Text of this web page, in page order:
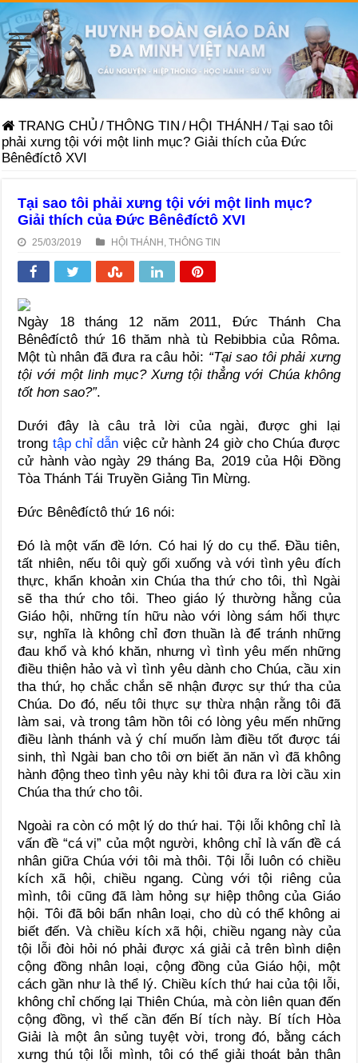
TRANG CHỦ /THÔNG TIN / HỘI THÁNH /Tại sao tôi
phải xưng tội với một linh mục? Giải thích của Đức
Bênêđíctô XVI
Tại sao tôi phải xưng tội với một linh mục?
Giải thích của Đức Bênêđíctô XVI
25/03/2019 HỘI THÁNH ,THÔNG TIN
Ngày 18 tháng 12 năm 2011, Đức Thánh Cha
Bênêđíctô thứ 16 thăm nhà tù Rebibbia của Rôma.
Một tù nhân đã đưa ra câu hỏi: “Tại sao tôi phải xưng
tội với một linh mục? Xưng tội thẳng với Chúa không
tốt hơn sao?”.
Dưới đây là câu trả lời của ngài, được ghi lại
trong tập chỉ dẫn việc cử hành 24 giờ cho Chúa được
cử hành vào ngày 29 tháng Ba, 2019 của Hội Đồng
Tòa Thánh Tái Truyền Giảng Tin Mừng.
Đức Bênêđíctô thứ 16 nói:
Đó là một vấn đề lớn. Có hai lý do cụ thể. Đầu tiên,
tất nhiên, nếu tôi quỳ gối xuống và với tình yêu đích
thực, khẩn khoản xin Chúa tha thứ cho tôi, thì Ngài
sẽ tha thứ cho tôi. Theo giáo lý thường hằng của
Giáo hội, những tín hữu nào với lòng sám hối thực
sự, nghĩa là không chỉ đơn thuần là để tránh những
đau khổ và khó khăn, nhưng vì tình yêu mến những
điều thiện hảo và vì tình yêu dành cho Chúa, cầu xin
tha thứ, họ chắc chắn sẽ nhận được sự thứ tha của
Chúa. Do đó, nếu tôi thực sự thừa nhận rằng tôi đã
làm sai, và trong tâm hồn tôi có lòng yêu mến những
điều lành thánh và ý chí muốn làm điều tốt được tái
sinh, thì Ngài ban cho tôi ơn biết ăn năn vì đã không
hành động theo tình yêu này khi tôi đưa ra lời cầu xin
Chúa tha thứ cho tôi.
Ngoài ra còn có một lý do thứ hai. Tội lỗi không chỉ là
vấn đề “cá vị” của một người, không chỉ là vấn đề cá
nhân giữa Chúa với tôi mà thôi. Tội lỗi luôn có chiều
kích xã hội, chiều ngang. Cùng với tội riêng của
mình, tôi cũng đã làm hỏng sự hiệp thông của Giáo
hội. Tôi đã bôi bẩn nhân loại, cho dù có thể không ai
biết đến. Và chiều kích xã hội, chiều ngang này của
tội lỗi đòi hỏi nó phải được xá giải cả trên bình diện
cộng đồng nhân loại, cộng đồng của Giáo hội, một
cách gần như là thể lý. Chiều kích thứ hai của tội lỗi,
không chỉ chống lại Thiên Chúa, mà còn liên quan đến
cộng đồng, vì thế cần đến Bí tích này. Bí tích Hòa
Giải là một ân sủng tuyệt vời, trong đó, bằng cách
xưng thú tội lỗi mình, tôi có thể giải thoát bản thân